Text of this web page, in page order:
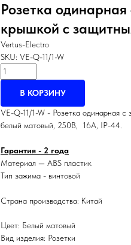
Розетка
крышкой с
Vertus-Electro
SKU: VE-Q-11/1-W
В КОРЗИНУ
VE-Q-11/1-W - Розетка одинарная
белый матовый, 250В, 16А, IP-44.
Гарантия - 2 года
Материал — ABS пластик
Тип зажима - винтовой
Страна производства: Китай
Цвет: Белый матовый
Вид изделия: Розетки